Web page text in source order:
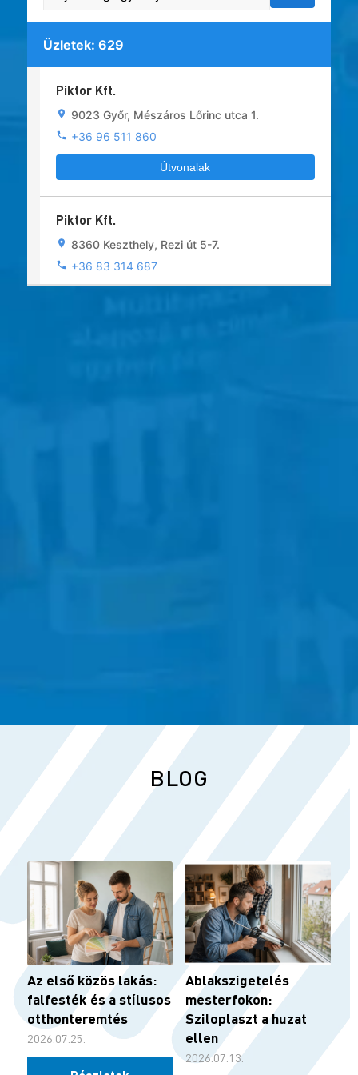
Üzletek: 629
Piktor Kft.
9023 Győr, Mészáros Lőrinc utca 1.
+36 96 511 860
Útvonalak
Piktor Kft.
8360 Keszthely, Rezi út 5-7.
+36 83 314 687
Útvonalak
Színvonal MDM Plus Kft.
9700 Szombathely Zanati u. 7.
+36 94 508-274
modamoplus@t-email.hu
Útvonalak
Fess-Tex ’95 Kft.
9700 Szombathely Körmöc u. 21.
+36 30 636-1637
Útvonalak
Color Üzletház Kft.
BLOG
Az első közös lakás:
falfesték és a stílusos
otthonteremtés
2026.07.25.
Ablakszigetelés
mesterfokon:
Sziloplaszt a huzat
ellen
2026.07.13.